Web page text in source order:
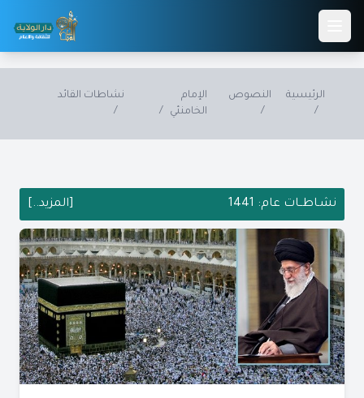
Skip to main content
الرئيسية
/
النصوص
/
الإمام
الخامنئي
/
نشاطات القائد
/
نشـاطــات عام: 1441 [المزيد..]